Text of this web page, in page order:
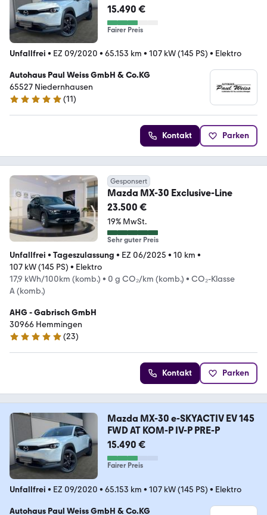
FWD AT KOM-P IV-P PRE-P
15.490 €
Fairer Preis
Unfallfrei • EZ 09/2020 • 65.153 km • 107 kW (145 PS) • Elektro
Autohaus Paul Weiss GmbH & Co.KG
65527 Niedernhausen
5 Sterne
(11)
Kontakt Parken
Gesponsert
Mazda MX-30 Exclusive-Line
23.500 €
19% MwSt.
Sehr guter Preis
Unfallfrei • Tageszulassung • EZ 06/2025 • 10 km •
107 kW (145 PS) • Elektro
17,9 kWh/100km (komb.) • 0 g CO₂/km (komb.) • CO₂-Klasse
A (komb.)
AHG - Gabrisch GmbH
30966 Hemmingen
5 Sterne
(23)
Kontakt Parken
Mazda MX-30 e-SKYACTIV EV 145
FWD AT KOM-P IV-P PRE-P
15.490 €
Fairer Preis
Unfallfrei • EZ 09/2020 • 65.153 km • 107 kW (145 PS) • Elektro
Autohaus Paul Weiss GmbH & Co.KG